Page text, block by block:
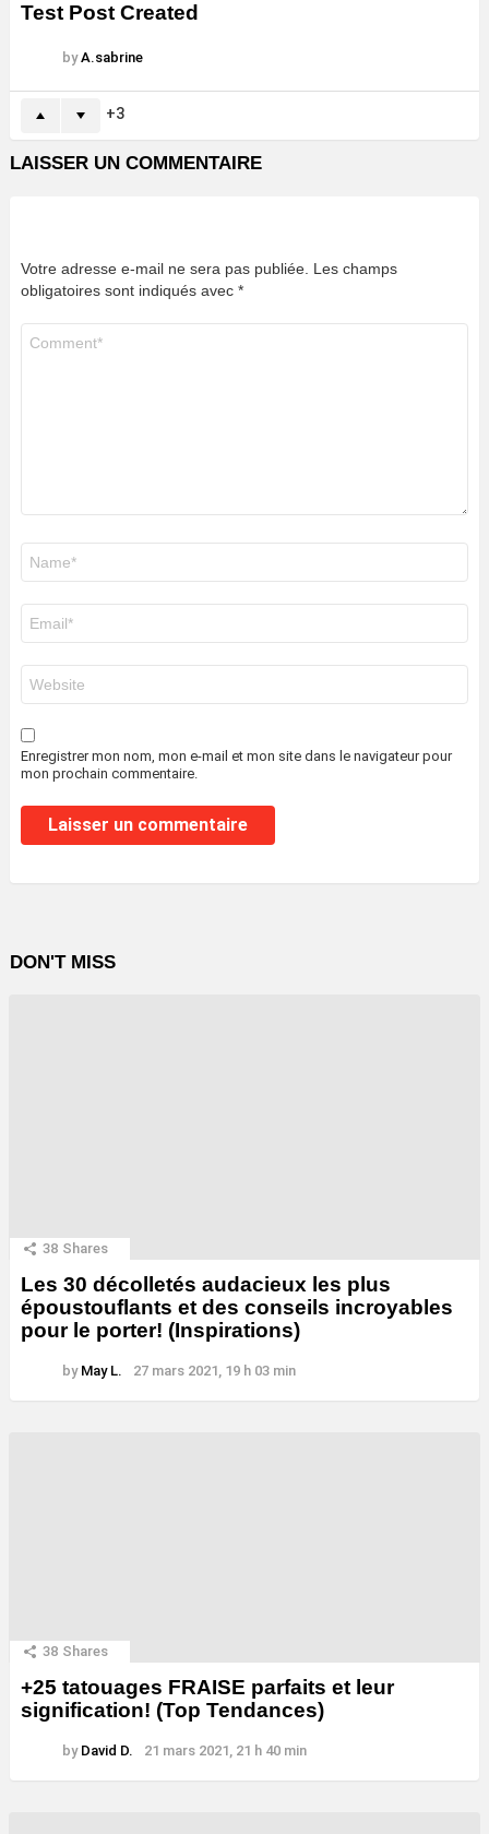
Test Post Created
by A.sabrine
3
LAISSER UN COMMENTAIRE
Votre adresse e-mail ne sera pas publiée. Les champs
obligatoires sont indiqués avec *
mail
*
web
Enregistrer mon nom, mon e-mail et mon site dans le navigateur pour
mon prochain commentaire.
DON'T MISS
38 Shares
Les 30 décolletés audacieux les plus
époustouflants et des conseils incroyables
pour le porter! (Inspirations)
by May L. 27 mars 2021, 19 h 03 min
38 Shares
+25 tatouages ​​FRAISE parfaits et leur
signification! (Top Tendances)
by David D. 21 mars 2021, 21 h 40 min